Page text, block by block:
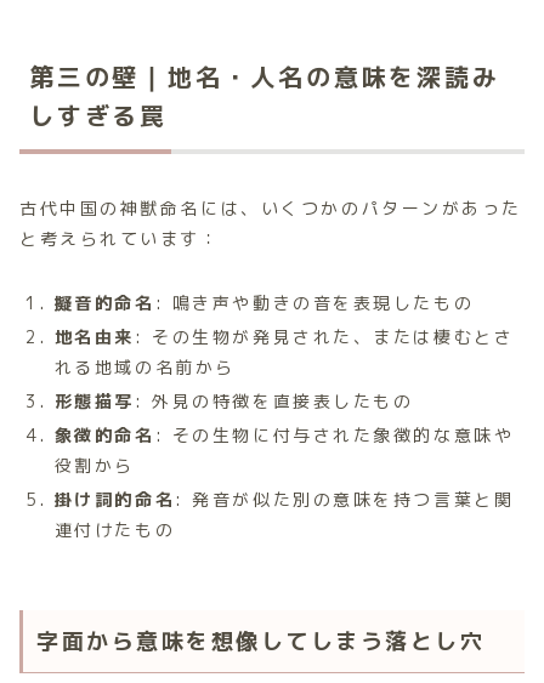
第三の壁｜地名・人名の意味を深読み
しすぎる罠
古代中国の神獣命名には、いくつかのパターンがあった
と考えられています：
擬音的命名 : 鳴き声や動きの音を表現したもの
地名由来 : その生物が発見された、または棲むとさ
れる地域の名前から
形態描写 : 外見の特徴を直接表したもの
象徴的命名 : その生物に付与された象徴的な意味や
役割から
掛け詞的命名 : 発音が似た別の意味を持つ言葉と関
連付けたもの
字面から意味を想像してしまう落とし穴